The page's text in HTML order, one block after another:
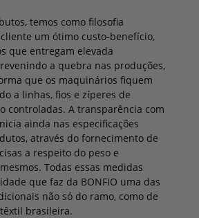
temos como filosofia
um ótimo custo-benefício,
que entregam elevada
a quebra nas produções,
que os maquinários fiquem
a linhas, fios e zíperes de
controladas. A transparência com
ainda nas especificações
através do fornecimento de
a respeito do peso e
Todas essas medidas
que faz da BONFIO uma das
não só do ramo, como de
brasileira.